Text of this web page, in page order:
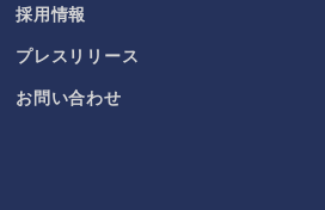
採用情報
プレスリリース
お問い合わせ